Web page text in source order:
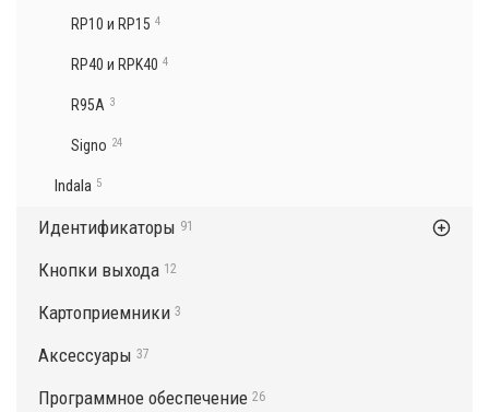
RP10 и RP15 4
RP40 и RPK40 4
R95A 3
Signo 24
Indala 5
Идентификаторы 91
Кнопки выхода 12
Картоприемники 3
Аксессуары 37
Программное обеспечение 26